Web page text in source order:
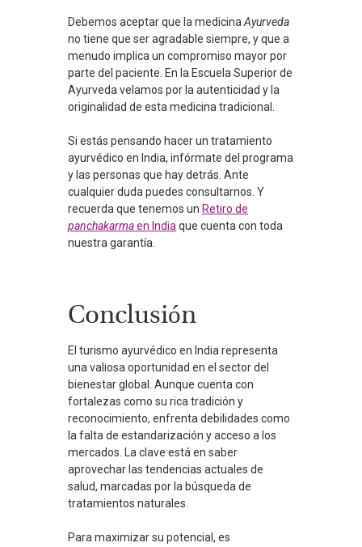
Debemos aceptar que la medicina Ayurveda
no tiene que ser agradable siempre, y que a
menudo implica un compromiso mayor por
parte del paciente. En la Escuela Superior de
Ayurveda velamos por la autenticidad y la
originalidad de esta medicina tradicional.
Si estás pensando hacer un tratamiento
ayurvédico en India, infórmate del programa
y las personas que hay detrás. Ante
cualquier duda puedes consultarnos. Y
recuerda que tenemos un Retiro de
panchakarmaen India que cuenta con toda
nuestra garantía.
Conclusión
El turismo ayurvédico en India representa
una valiosa oportunidad en el sector del
bienestar global. Aunque cuenta con
fortalezas como su rica tradición y
reconocimiento, enfrenta debilidades como
la falta de estandarización y acceso a los
mercados. La clave está en saber
aprovechar las tendencias actuales de
salud, marcadas por la búsqueda de
tratamientos naturales.
Para maximizar su potencial, es